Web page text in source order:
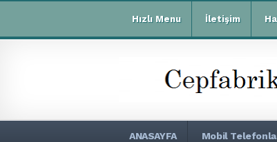
Hızlı Menu İletişim
ANASAYFA Mobil